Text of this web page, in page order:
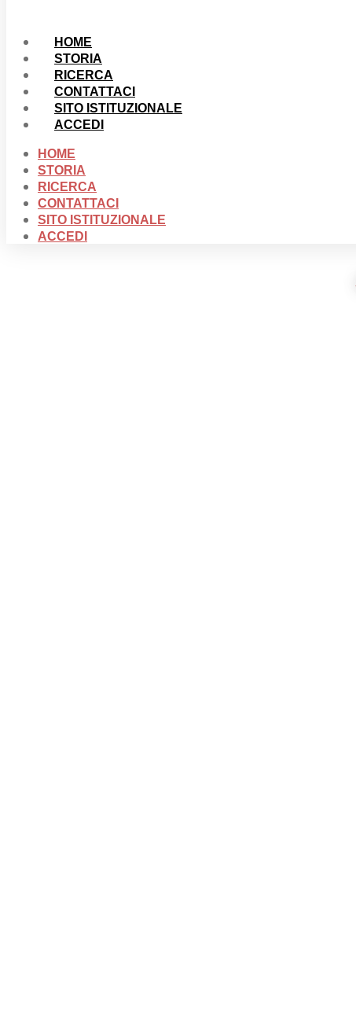
HOME
STORIA
RICERCA
CONTATTACI
SITO ISTITUZIONALE
ACCEDI
HOME
STORIA
RICERCA
CONTATTACI
SITO ISTITUZIONALE
ACCEDI